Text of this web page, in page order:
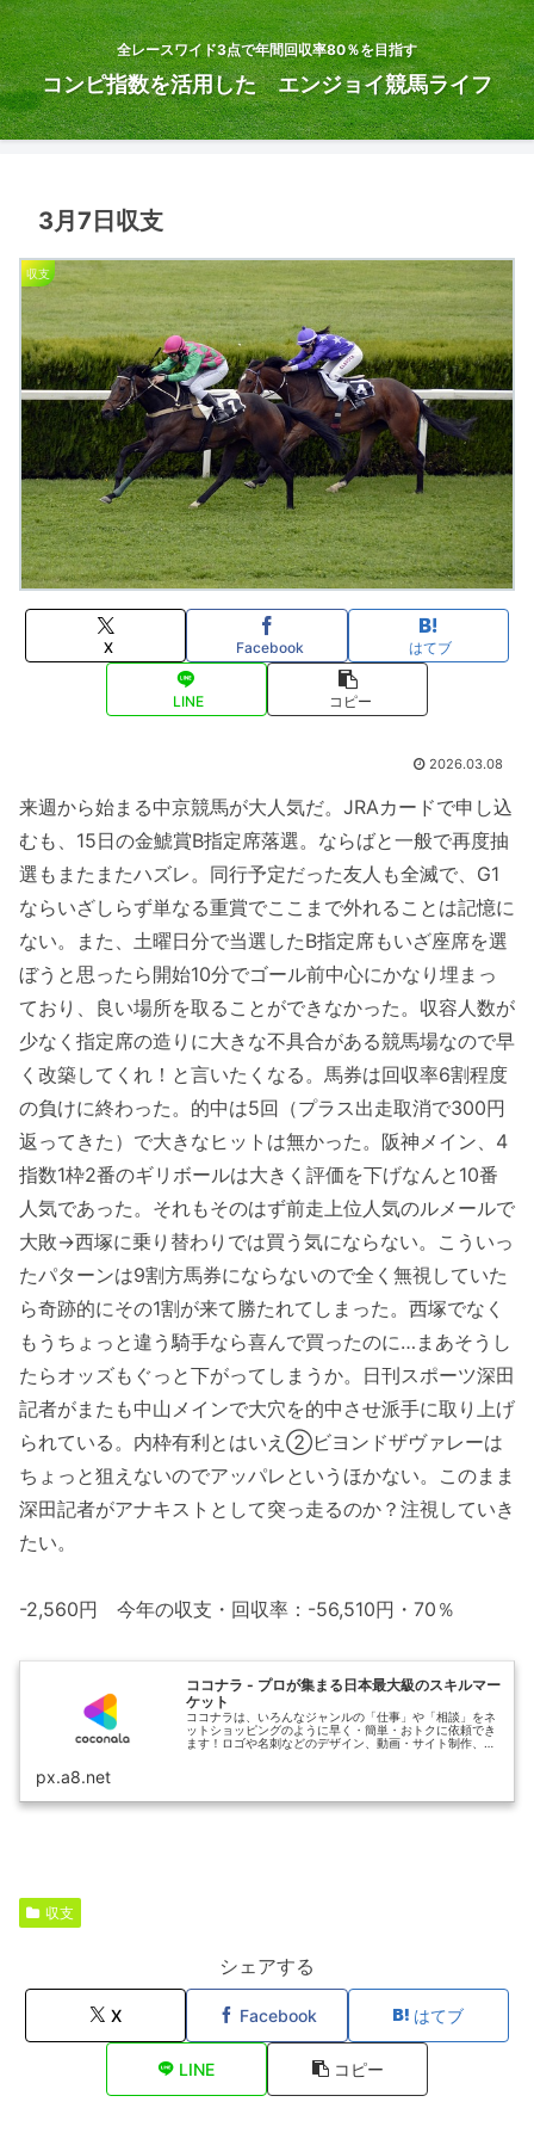
全レースワイド3点で年間回収率80％を目指す
コンピ指数を活用した エンジョイ競馬ライフ
3月7日収支
収支
X Facebook はてブ
LINE コピー
2026.03.08
来週から始まる中京競馬が大人気だ。JRAカードで申し込
むも、15日の金鯱賞B指定席落選。ならばと一般で再度抽
選もまたまたハズレ。同行予定だった友人も全滅で、G1
ならいざしらず単なる重賞でここまで外れることは記憶に
ない。また、土曜日分で当選したB指定席もいざ座席を選
ぼうと思ったら開始10分でゴール前中心にかなり埋まっ
ており、良い場所を取ることができなかった。収容人数が
少なく指定席の造りに大きな不具合がある競馬場なので早
く改築してくれ！と言いたくなる。馬券は回収率6割程度
の負けに終わった。的中は5回（プラス出走取消で300円
返ってきた）で大きなヒットは無かった。阪神メイン、4
指数1枠2番のギリボールは大きく評価を下げなんと10番
人気であった。それもそのはず前走上位人気のルメールで
大敗→西塚に乗り替わりでは買う気にならない。こういっ
たパターンは9割方馬券にならないので全く無視していた
ら奇跡的にその1割が来て勝たれてしまった。西塚でなく
もうちょっと違う騎手なら喜んで買ったのに…まあそうし
たらオッズもぐっと下がってしまうか。日刊スポーツ深田
記者がまたも中山メインで大穴を的中させ派手に取り上げ
られている。内枠有利とはいえ②ビヨンドザヴァレーは
ちょっと狙えないのでアッパレというほかない。このまま
深田記者がアナキストとして突っ走るのか？注視していき
たい。
-2,560円 今年の収支・回収率：-56,510円・70％
ココナラ - プロが集まる日本最大級のスキルマー
ケット
ココナラは、いろんなジャンルの「仕事」や「相談」をネ
ットショッピングのように早く・簡単・おトクに依頼でき
ます！ロゴや名刺などのデザイン、動画・サイト制作、お
px.a8.net
収支
シェアする
X Facebook はてブ
LINE コピー